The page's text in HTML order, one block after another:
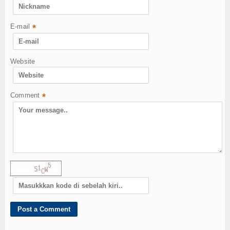
E-mail *
Website
Comment *